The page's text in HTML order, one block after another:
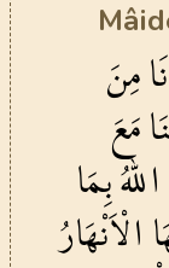
مِنَ
مَعَ
اللّٰهُبِمَا
الْاَنْهَارُ